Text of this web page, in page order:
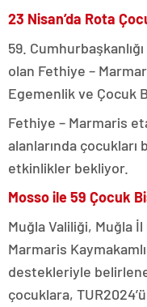
23 Nisan’da Rota
59.
olan Fethiye –
Egemenlik ve Çocuk
Fethiye – Marmaris
alanlarında
etkinlikler bekliyor.
Mosso ile 59 Çocuk
Muğla Valiliği, Muğla
Marmaris
destekleriyle
çocuklara,